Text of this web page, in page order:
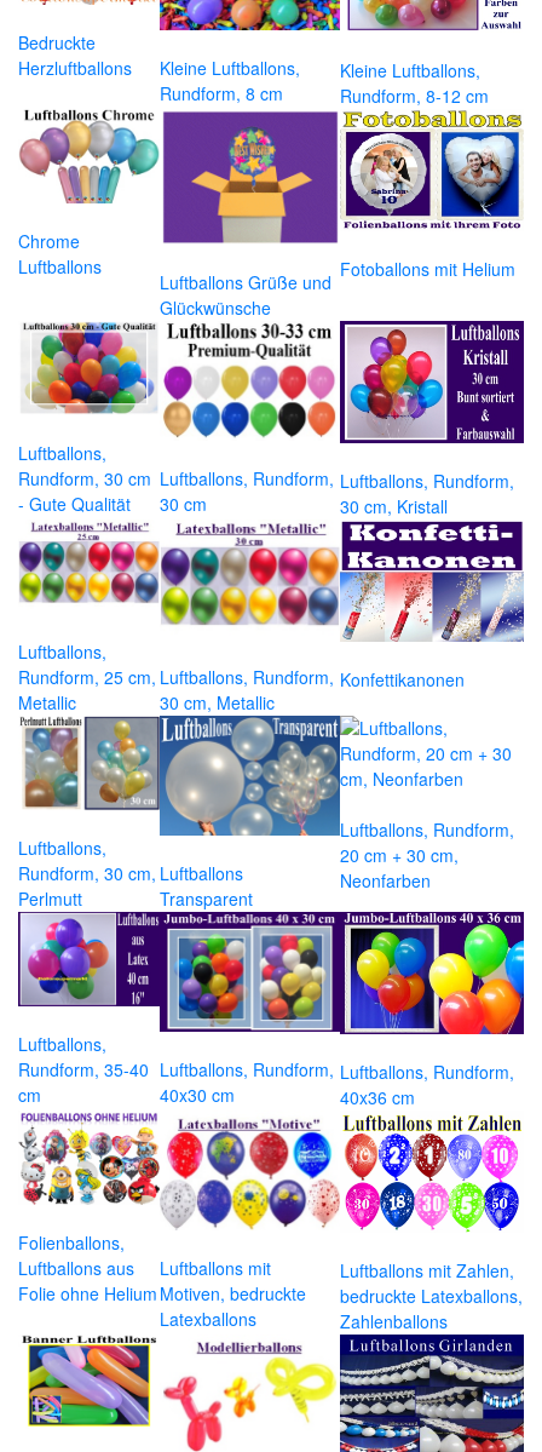
Bedruckte
Herzluftballons
Kleine Luftballons,
Rundform, 8 cm
Kleine Luftballons,
Rundform, 8-12 cm
Chrome
Luftballons
Luftballons Grüße und
Glückwünsche
Fotoballons mit Helium
Luftballons,
Rundform, 30 cm
- Gute Qualität
Luftballons, Rundform,
30 cm
Luftballons, Rundform,
30 cm, Kristall
Luftballons,
Rundform, 25 cm,
Metallic
Luftballons, Rundform,
30 cm, Metallic
Konfettikanonen
Luftballons,
Rundform, 30 cm,
Perlmutt
Luftballons
Transparent
Luftballons, Rundform,
20 cm + 30 cm,
Neonfarben
Luftballons,
Rundform, 35-40
cm
Luftballons, Rundform,
40x30 cm
Luftballons, Rundform,
40x36 cm
Folienballons,
Luftballons aus
Folie ohne Helium
Luftballons mit
Motiven, bedruckte
Latexballons
Luftballons mit Zahlen,
bedruckte Latexballons,
Zahlenballons